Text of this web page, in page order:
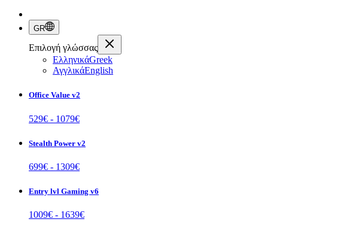
GR
Επιλογή γλώσσας
ΕλληνικάGreek
ΑγγλικάEnglish
Office Value v2
529€ - 1079€
Stealth Power v2
699€ - 1309€
Entry lvl Gaming v6
1009€ - 1639€